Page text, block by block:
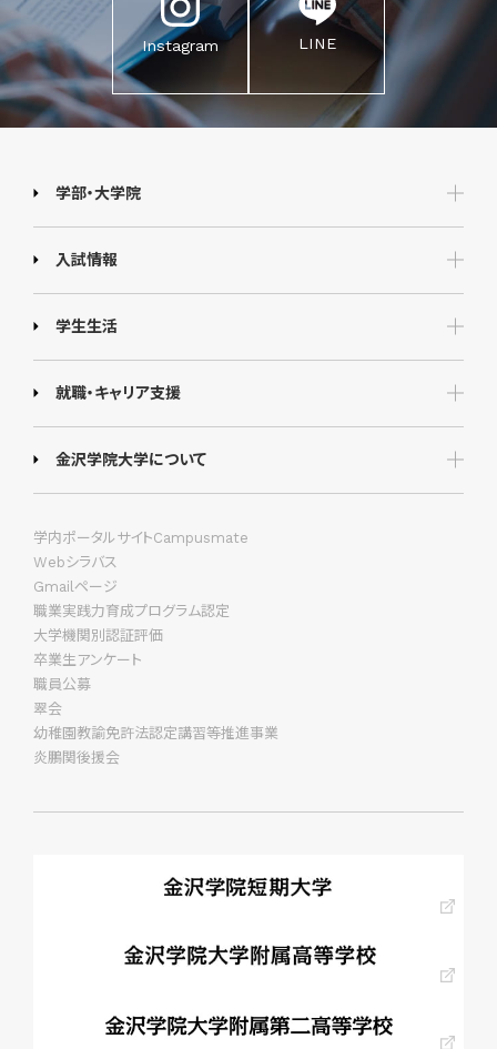
Instagram LINE
学部・大学院
入試情報
学生生活
就職・キャリア支援
金沢学院大学について
学内ポータルサイトCampusmate
Webシラバス
Gmailページ
職業実践力育成プログラム認定
大学機関別認証評価
卒業生アンケート
職員公募
翠会
幼稚園教諭免許法認定講習等推進事業
炎鵬関後援会